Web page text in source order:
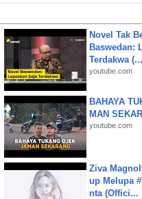
Novel Tak
Baswedan:
Terdakwa (...
youtube.com
BAHAYA
MAN
youtube.com
Ziva
up Melupa
nta (Offici...